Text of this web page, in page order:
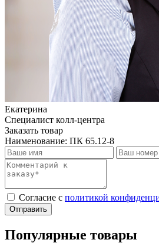
Екатерина
Специалист колл-центра
Заказать товар
Наименование: ПК 65.12-8
Cогласие с политикой
Отправить
Популярные товары